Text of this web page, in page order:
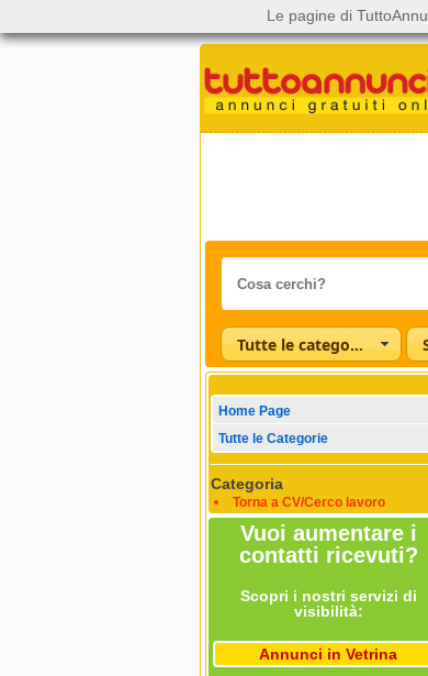
Tutte le categorie
Home Page
Tutte le Categorie
Categoria
Torna a CV/Cerco lavoro
Vuoi aumentare i
contatti ricevuti?
Scopri i nostri servizi di
visibilità:
Annunci in Vetrina
Le pagine di